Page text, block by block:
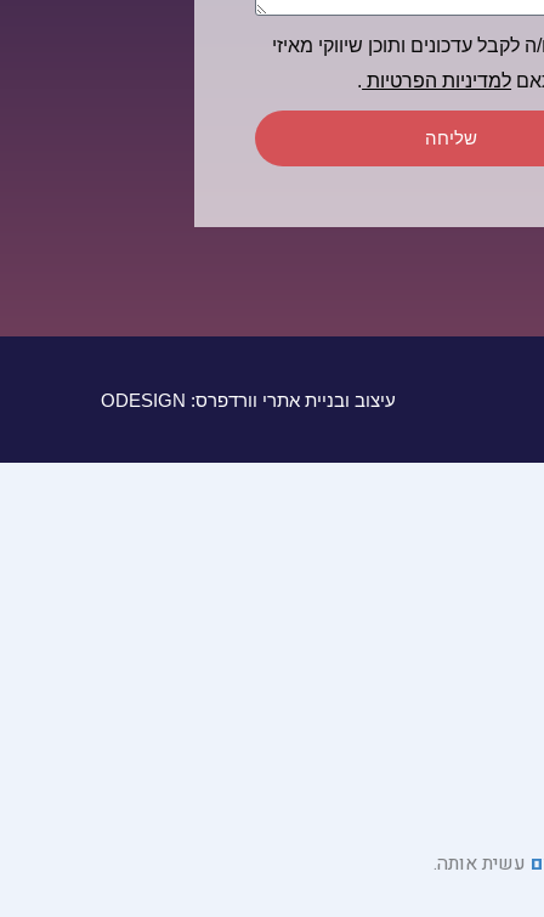
לקבל עדכונים ותוכן שיווקי מאיזי
למדיניות הפרטיות .
שליחה
עיצוב ובניית אתרי וורדפרס: ODESIGN
עשית אותה.